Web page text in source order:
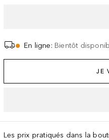
En ligne: Bientôt
JE
Les prix pratiqués dans la